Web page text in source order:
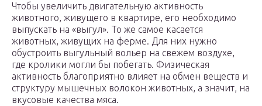
Чтобы увеличить двигательную активность
животного, живущего в квартире, его необходимо
выпускать на «выгул». То же самое касается
животных, живущих на ферме. Для них нужно
обустроить выгульный вольер на свежем воздухе,
где кролики могли бы побегать. Физическая
активность благоприятно влияет на обмен веществ и
структуру мышечных волокон животных, а значит, на
вкусовые качества мяса.